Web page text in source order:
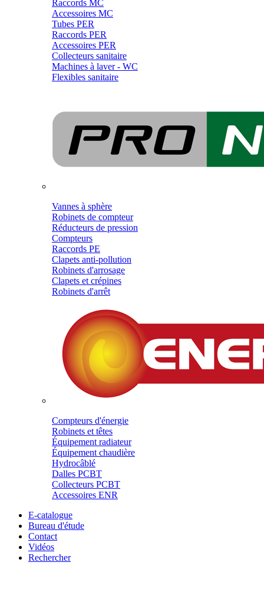
Raccords MC
Accessoires MC
Tubes PER
Raccords PER
Accessoires PER
Collecteurs sanitaire
Machines à laver - WC
Flexibles sanitaire
Vannes à sphère
Robinets de compteur
Réducteurs de pression
Compteurs
Raccords PE
Clapets anti-pollution
Robinets d'arrosage
Clapets et crépines
Robinets d'arrêt
Compteurs d'énergie
Robinets et têtes
Équipement radiateur
Équipement chaudière
Hydrocâblé
Dalles PCBT
Collecteurs PCBT
Accessoires ENR
E-catalogue
Bureau d'étude
Contact
Vidéos
Rechercher